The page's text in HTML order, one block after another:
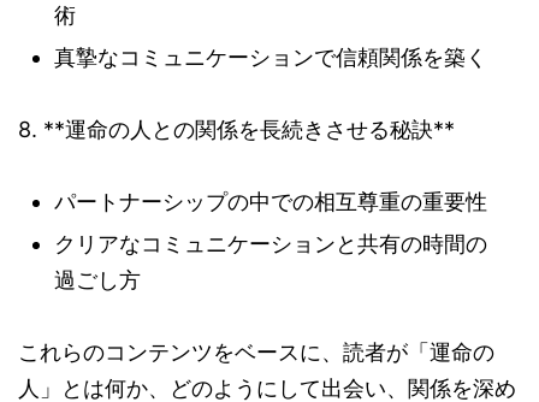
術
真摯なコミュニケーションで信頼関係を築く
8. **運命の人との関係を長続きさせる秘訣**
パートナーシップの中での相互尊重の重要性
クリアなコミュニケーションと共有の時間の
過ごし方
これらのコンテンツをベースに、読者が「運命の
人」とは何か、どのようにして出会い、関係を深め